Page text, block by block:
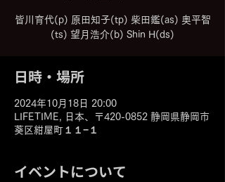
皆川育代(p) 原田知子(tp) 柴田鑑(as) 奥平智
(ts) 望月浩介(b) Shin H(ds)
日時・場所
2024年10月18日 20:00
LIFETIME, 日本、〒420-0852 静岡県静岡市
葵区紺屋町１１−１
イベントについて